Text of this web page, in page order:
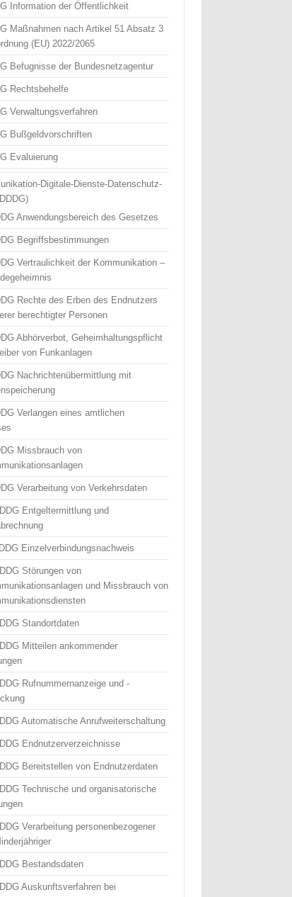
Information der Öffentlichkeit
Maßnahmen nach Artikel 51 Absatz 3
(EU) 2022/2065
Befugnisse der Bundesnetzagentur
Rechtsbehelfe
Verwaltungsverfahren
Bußgeldvorschriften
Evaluierung
Digitale-Dienste-Datenschutz-
Anwendungsbereich des Gesetzes
Begriffsbestimmungen
Vertraulichkeit der Kommunikation –
Rechte des Erben des Endnutzers
berechtigter Personen
Abhörverbot, Geheimhaltungspflicht
von Funkanlagen
Nachrichtenübermittlung mit
Verlangen eines amtlichen
Missbrauch von
Verarbeitung von Verkehrsdaten
Entgeltermittlung und
Einzelverbindungsnachweis
Störungen von
und Missbrauch von
Standortdaten
Mitteilen ankommender
Rufnummernanzeige und -
Automatische Anrufweiterschaltung
Endnutzerverzeichnisse
Bereitstellen von Endnutzerdaten
Technische und organisatorische
Verarbeitung personenbezogener
Bestandsdaten
Auskunftsverfahren bei